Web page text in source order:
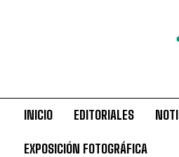
INICIO EDITORIALES
EXPOSICIÓN FOTOGRÁFICA